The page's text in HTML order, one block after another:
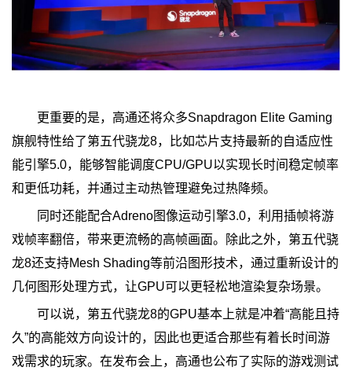
更重要的是，高通还将众多Snapdragon Elite Gaming
旗舰特性给了第五代骁龙8，比如芯片支持最新的自适应性
能引擎5.0，能够智能调度CPU/GPU以实现长时间稳定帧率
和更低功耗，并通过主动热管理避免过热降频。
同时还能配合Adreno图像运动引擎3.0，利用插帧将游
戏帧率翻倍，带来更流畅的高帧画面。除此之外，第五代骁
龙8还支持Mesh Shading等前沿图形技术，通过重新设计的
几何图形处理方式，让GPU可以更轻松地渲染复杂场景。
可以说，第五代骁龙8的GPU基本上就是冲着“高能且持
久”的高能效方向设计的，因此也更适合那些有着长时间游
戏需求的玩家。在发布会上，高通也公布了实际的游戏测试